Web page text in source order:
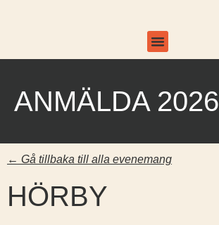
ANMÄLDA 2026
← Gå tillbaka till alla evenemang
HÖRBY